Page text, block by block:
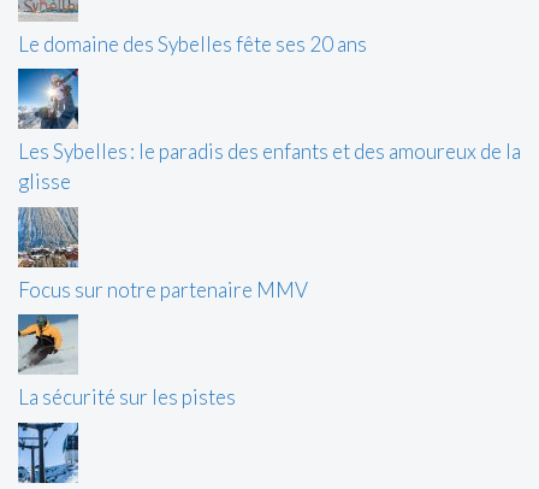
Le domaine des Sybelles fête ses 20 ans
Les Sybelles : le paradis des enfants et des amoureux de la
glisse
Focus sur notre partenaire MMV
La sécurité sur les pistes